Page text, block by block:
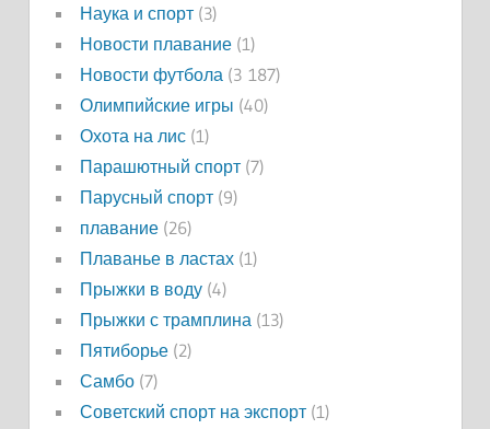
Наука и спорт(3)
Новости плавание(1)
Новости футбола (3 187)
Олимпийские игры (40)
Охота на лис(1)
Парашютный спорт(7)
Парусный спорт(9)
плавание(26)
Плаванье в ластах(1)
Прыжки в воду(4)
Прыжки с трамплина (13)
Пятиборье(2)
Самбо(7)
Советский спорт на экспорт(1)